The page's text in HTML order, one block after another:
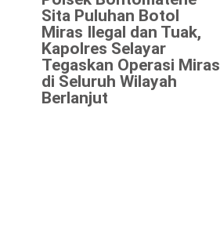
Sita Puluhan Botol
Miras Ilegal dan Tuak,
Kapolres Selayar
Tegaskan Operasi Miras
di Seluruh Wilayah
Berlanjut